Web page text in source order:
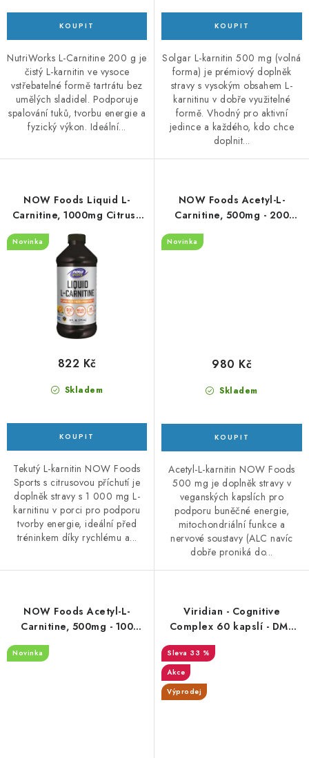
NutriWorks L-Carnitine 200 g je
čistý L-karnitin ve vysoce
vstřebatelné formě tartrátu bez
umělých sladidel. Podporuje
spalování tuků, tvorbu energie a
fyzický výkon. Ideální...
Solgar L-karnitin 500 mg (volná
forma) je prémiový doplněk
stravy s vysokým obsahem L-
karnitinu v dobře využitelné
formě. Vhodný pro aktivní
jedince a každého, kdo chce
doplnit...
NOW Foods Liquid L-
Carnitine, 1000mg Citrus -
473 ml.
Novinka
Skladem
822 Kč
Tekutý L-karnitin NOW Foods
Sports s citrusovou příchutí je
doplněk stravy s 1 000 mg L-
karnitinu v porci pro podporu
tvorby energie, ideální před
tréninkem díky rychlému a...
NOW Foods Acetyl-L-
Carnitine, 500mg - 200
Novinka
Skladem
980 Kč
Acetyl-L-karnitin NOW Foods
500 mg je doplněk stravy v
veganských kapslích pro
podporu buněčné energie,
mitochondriální funkce a
nervové soustavy (ALC navíc
dobře proniká do...
NOW Foods Acetyl-L-
Carnitine, 500mg - 100
Novinka
Viridian - Cognitive
Complex 60 kapslí - DMS
33 %
Akce
Výprodej